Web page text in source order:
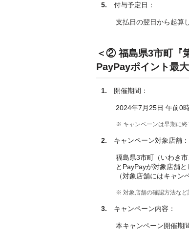
5. 付与予定日：
支払日の翌日から起算
＜② 福島県3市町『
PayPayポイント最
1. 開催期間：
2024年7月25日 午前0
※ キャンペーンは早期に終
2. キャンペーン対象店舗：
福島県3市町（いわき
とPayPayが対象店舗
（対象店舗にはキャン
※ 対象店舗の確認方法など
3. キャンペーン内容：
本キャンペーン開催期